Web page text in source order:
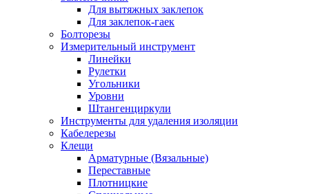
Для вытяжных заклепок
Для заклепок-гаек
Болторезы
Измерительный инструмент
Линейки
Рулетки
Угольники
Уровни
Штангенциркули
Инструменты для удаления изоляции
Кабелерезы
Клещи
Арматурные (Вязальные)
Переставные
Плотницкие